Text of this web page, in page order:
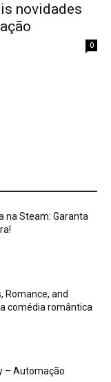
novidades
0
na Steam: Garanta
Romance, and
comédia romântica
– Automação